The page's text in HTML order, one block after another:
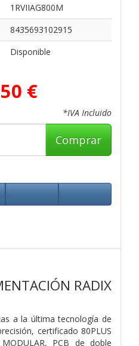
1RVIIAG800M
8435693102915
Disponible
€
*IVA Incluido
Comprar
RADIX
a la última tecnología de
certificado 80PLUS
PCB de doble